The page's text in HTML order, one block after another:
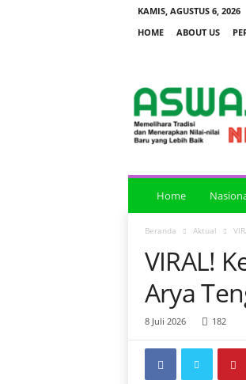
KAMIS, AGUSTUS 6, 2026
HOME
ABOUT US
n
w
Home
Beranda Aktual
VIRAL!
Arya
8 Juli 2026 182